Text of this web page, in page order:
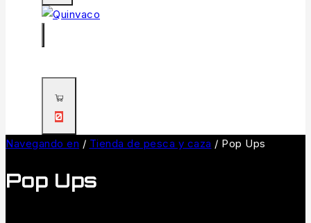
0
Navegando en / Tienda de pesca y caza / Pop Ups
Pop Ups